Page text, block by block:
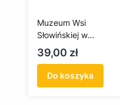
Muzeum Wsi
Słowińskiej w
Klukach. Cztery
pory roku
Cena
39,00 zł
Do koszyka